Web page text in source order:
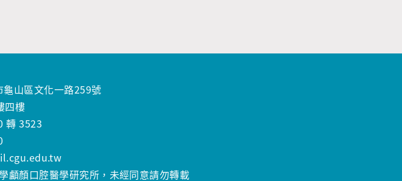
山區文化一路259號
樓
轉 3523
顱顏口腔醫學研究所，未經同意請勿轉載